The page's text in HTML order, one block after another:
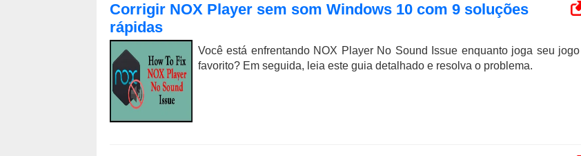
Corrigir NOX Player sem som Windows 10 com 9 soluções
rápidas
Você está enfrentando NOX Player No Sound Issue enquanto joga seu jogo
favorito? Em seguida, leia este guia detalhado e resolva o problema.